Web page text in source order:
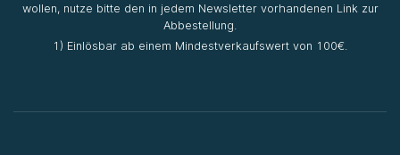
wollen, nutze bitte den in jedem Newsletter vorhandenen Link zur
Abbestellung.
1) Einlösbar ab einem Mindestverkaufswert von 100€.